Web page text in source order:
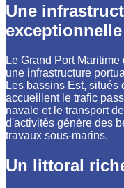
Une
exceptionnelle
Le Grand Port
une infrastructure
Les bassins Est,
accueillent le trafic
navale et le transport
d'activités génère des
travaux sous-marins.
Un littoral